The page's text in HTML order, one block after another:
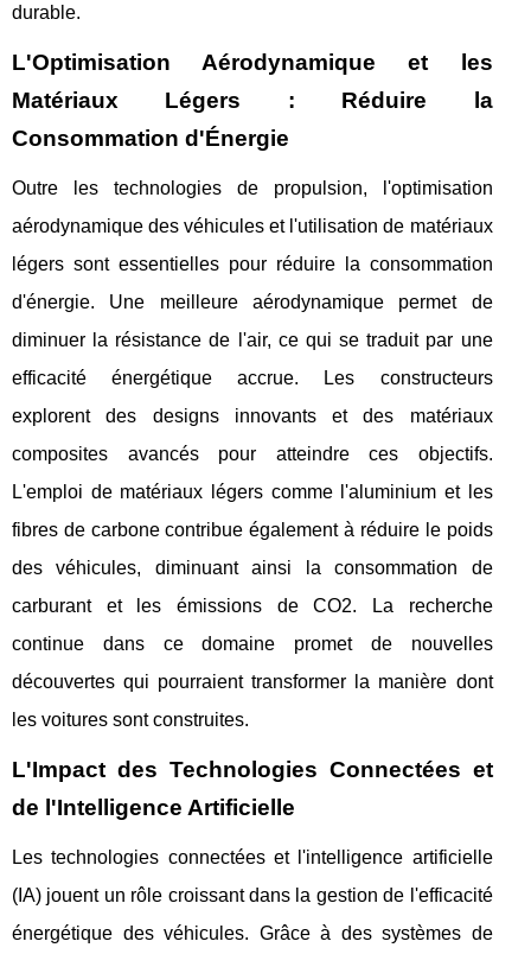
durable.
L'Optimisation Aérodynamique et les
Matériaux Légers : Réduire la
Consommation d'Énergie
Outre les technologies de propulsion, l'optimisation
aérodynamique des véhicules et l'utilisation de matériaux
légers sont essentielles pour réduire la consommation
d'énergie. Une meilleure aérodynamique permet de
diminuer la résistance de l'air, ce qui se traduit par une
efficacité énergétique accrue. Les constructeurs
explorent des designs innovants et des matériaux
composites avancés pour atteindre ces objectifs.
L'emploi de matériaux légers comme l'aluminium et les
fibres de carbone contribue également à réduire le poids
des véhicules, diminuant ainsi la consommation de
carburant et les émissions de CO2. La recherche
continue dans ce domaine promet de nouvelles
découvertes qui pourraient transformer la manière dont
les voitures sont construites.
L'Impact des Technologies Connectées et
de l'Intelligence Artificielle
Les technologies connectées et l'intelligence artificielle
(IA) jouent un rôle croissant dans la gestion de l'efficacité
énergétique des véhicules. Grâce à des systèmes de